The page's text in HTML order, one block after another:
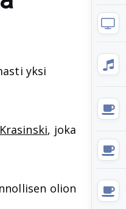
yksi
, joka
olion